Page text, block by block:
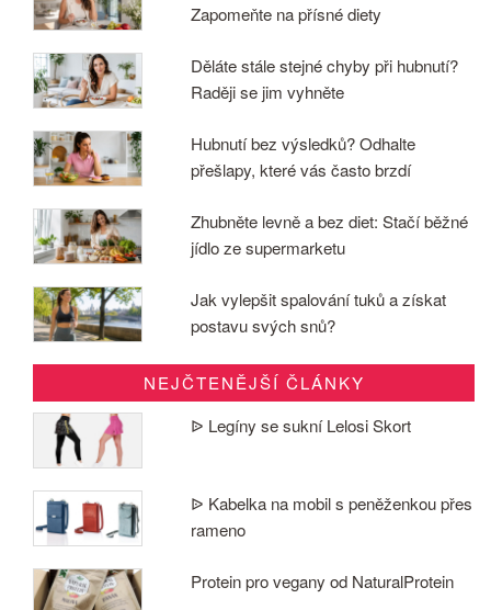
Zapomeňte na přísné diety
Děláte stále stejné chyby při hubnutí?
Raději se jim vyhněte
Hubnutí bez výsledků? Odhalte
přešlapy, které vás často brzdí
Zhubněte levně a bez diet: Stačí běžné
jídlo ze supermarketu
Jak vylepšit spalování tuků a získat
postavu svých snů?
NEJČTENĚJŠÍ ČLÁNKY
ᐉ Legíny se sukní Lelosi Skort
ᐉ Kabelka na mobil s peněženkou přes
rameno
Protein pro vegany od NaturalProtein